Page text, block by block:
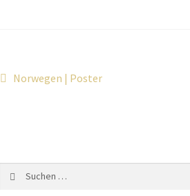
Norwegen | Poster